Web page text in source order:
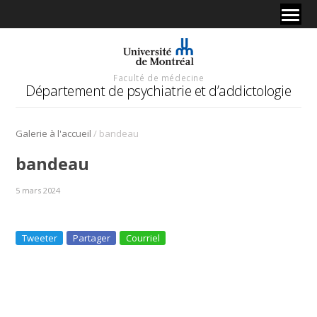
Faculté de médecine
Département de psychiatrie et d’addictologie
Galerie à l'accueil / bandeau
bandeau
5 mars 2024
Tweeter Partager Courriel